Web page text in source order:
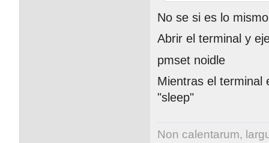
No se si es lo
Abrir el terminal y
pmset noidle
Mientras el terminal
"sleep"
Non calentarum,